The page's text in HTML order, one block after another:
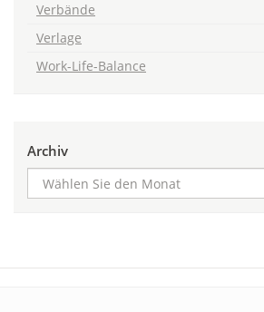
Verbände
Verlage
Work-Life-Balance
Archiv